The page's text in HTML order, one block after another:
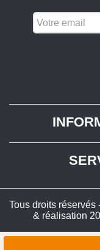
Tous droits réservés
& réalisation